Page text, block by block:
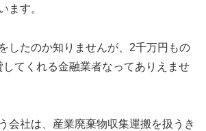
ます。
したのか知りませんが、2千万円もの
てくれる金融業者なってありえませ
会社は、産業廃棄物収集運搬を扱うき